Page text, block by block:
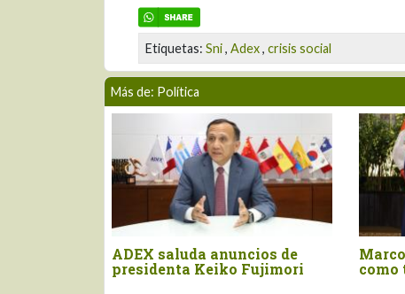
Etiquetas: Sni, Adex, crisis social
Más de: Política
plan
Articulan respuesta regional
ante el impacto de El Niño en